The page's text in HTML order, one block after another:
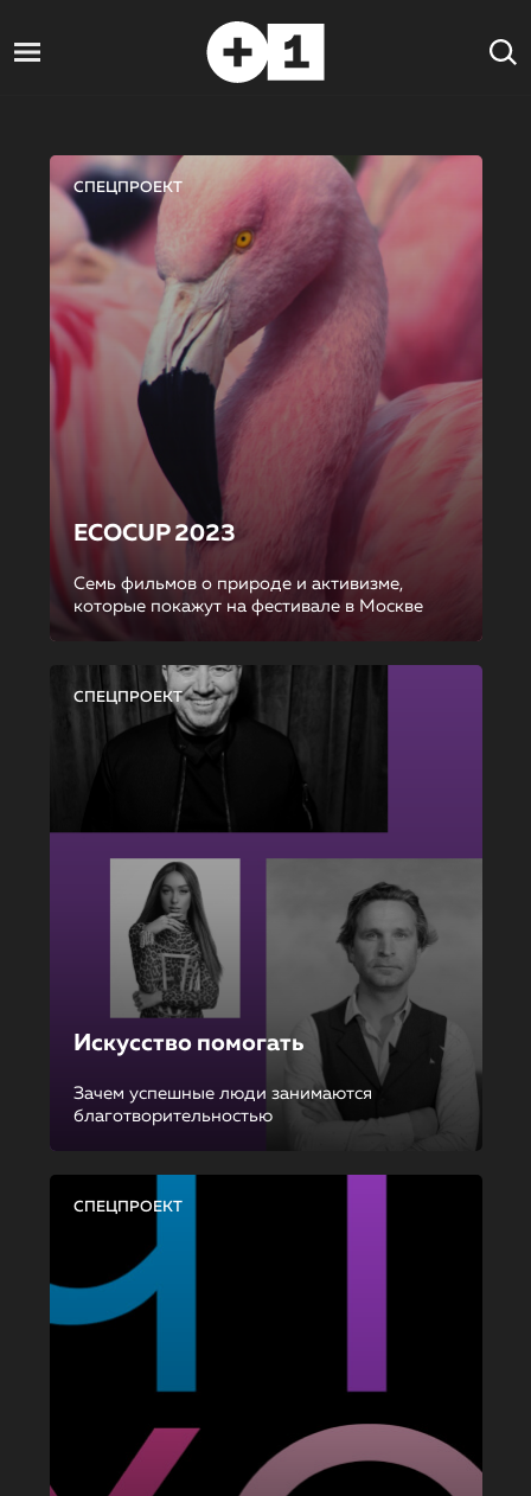
СПЕЦПРОЕКТ
ECOCUP 2023
Семь фильмов о природе и активизме,
которые покажут на фестивале в Москве
СПЕЦПРОЕКТ
Искусство помогать
Зачем успешные люди занимаются
благотворительностью
СПЕЦПРОЕКТ